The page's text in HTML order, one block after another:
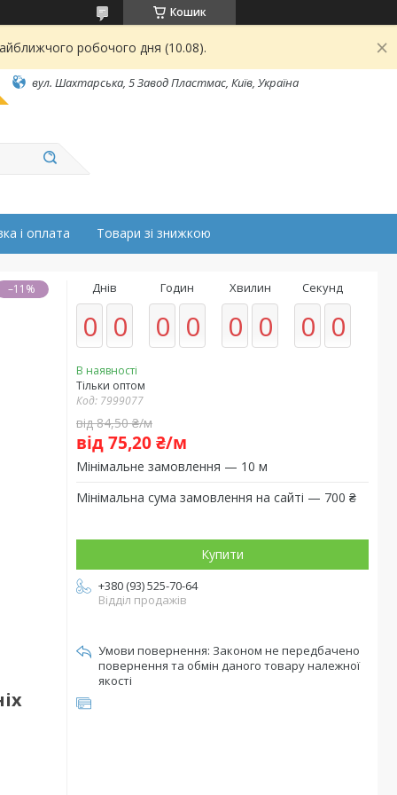
Кошик
робочого дня (10.08).
вул. Шахтарська, 5 Завод Пластмас, Київ, Україна
і оплата Товари зі знижкою
–11% Днів
0 0
Годин
0 0
Хвилин
0 0
Секунд
0 0
В наявності
Тільки оптом
Код: 7999077
від 84,50 ₴/м
від 75,20 ₴/м
Мінімальне замовлення — 10 м
Мінімальна сума замовлення на сайті — 700 ₴
Купити
+380 (93) 525-70-64
Відділ продажів
Законом не передбачено
повернення та обмін даного товару належної
якості